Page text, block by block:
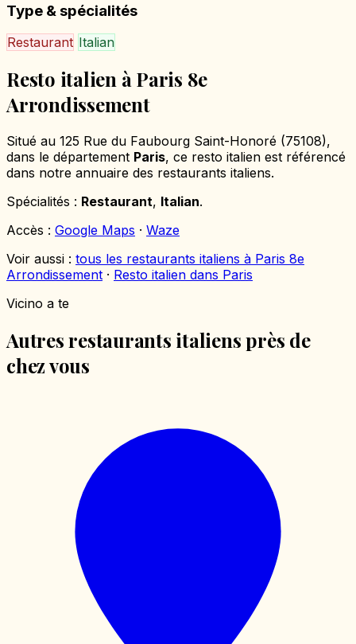
Type & spécialités
Restaurant Italian
Resto italien à Paris 8e
Arrondissement
Situé au 125 Rue du Faubourg Saint-Honoré (75108),
dans le département Paris, ce resto italien est référencé
dans notre annuaire des restaurants italiens.
Spécialités : Restaurant, Italian.
Accès : Google Maps · Waze
Voir aussi : tous les restaurants italiens à Paris 8e
Arrondissement · Resto italien dans Paris
Vicino a te
Autres restaurants italiens près de
chez vous